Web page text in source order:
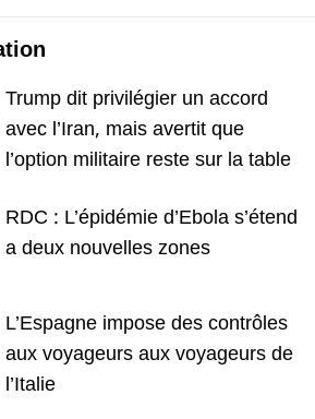
Trump dit privilégier un accord
avec l’Iran, mais avertit que
l’option militaire reste sur la table
RDC : L’épidémie d’Ebola s’étend
a deux nouvelles zones
L’Espagne impose des contrôles
aux voyageurs aux voyageurs de
l’Italie